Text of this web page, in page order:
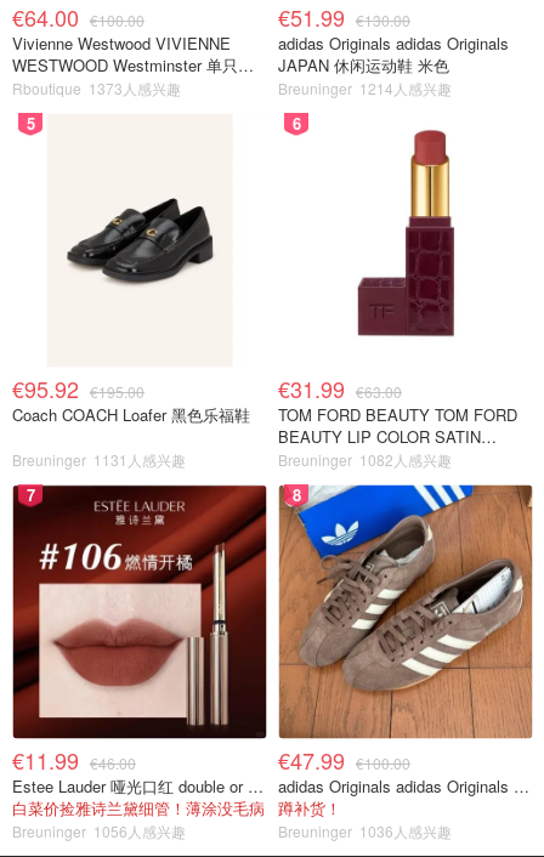
€64.00 €100.00
Vivienne Westwood VIVIENNE
WESTWOOD Westminster 单只耳
环
Rboutique 1373人感兴趣
€51.99 €130.00
adidas Originals adidas Originals
JAPAN 休闲运动鞋 米色
Breuninger 1214人感兴趣
5
€95.92 €195.00
Coach COACH Loafer 黑色乐福鞋
Breuninger 1131人感兴趣
6
€31.99 €63.00
TOM FORD BEAUTY TOM FORD
BEAUTY LIP COLOR SATIN
MATTE 裸玫瑰口红
Breuninger 1082人感兴趣
7
€11.99 €46.00
Estee Lauder 哑光口红 double or nothing色号
白菜价捡雅诗兰黛细管！薄涂没毛病
Breuninger 1056人感兴趣
8
€47.99 €100.00
adidas Originals adidas Originals TOKYO 复古休闲鞋 深棕色
蹲补货！
Breuninger 1036人感兴趣